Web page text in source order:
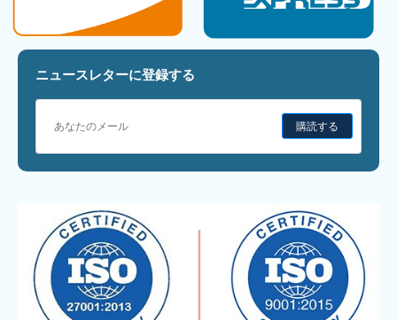
ニュースレターに登録する
購読する